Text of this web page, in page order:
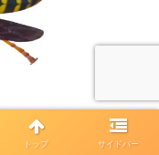
トップ サイドバー